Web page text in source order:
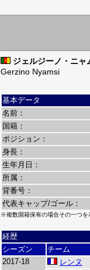
ジェルジーノ・ニャ
Gerzino Nyamsi
基本データ
名前：
国籍：
ポジション：
身長：
生年月日：
所属：
背番号：
代表キャップ/ゴール：
※複数国籍保有の場合その一つを
経歴
シーズン
チーム
2017-18
レンヌ